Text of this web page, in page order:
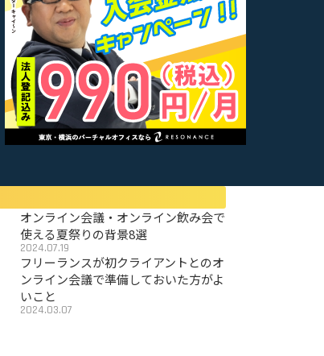
オンライン会議・オンライン飲み会で
使える夏祭りの背景8選
2024.07.19
フリーランスが初クライアントとのオ
ンライン会議で準備しておいた方がよ
いこと
2024.03.07